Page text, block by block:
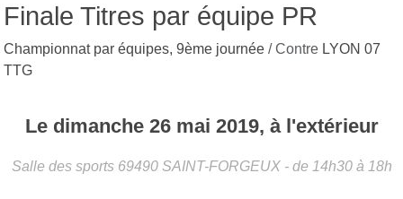
Finale Titres par équipe PR
Championnat par équipes, 9ème journée / Contre LYON 07
TTG
Le dimanche 26 mai 2019, à l'extérieur
Salle des sports 69490 SAINT-FORGEUX - de 14h30 à 18h